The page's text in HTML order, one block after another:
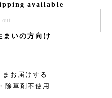
available
out
まいの方向け
お届けする
除草剤不使用